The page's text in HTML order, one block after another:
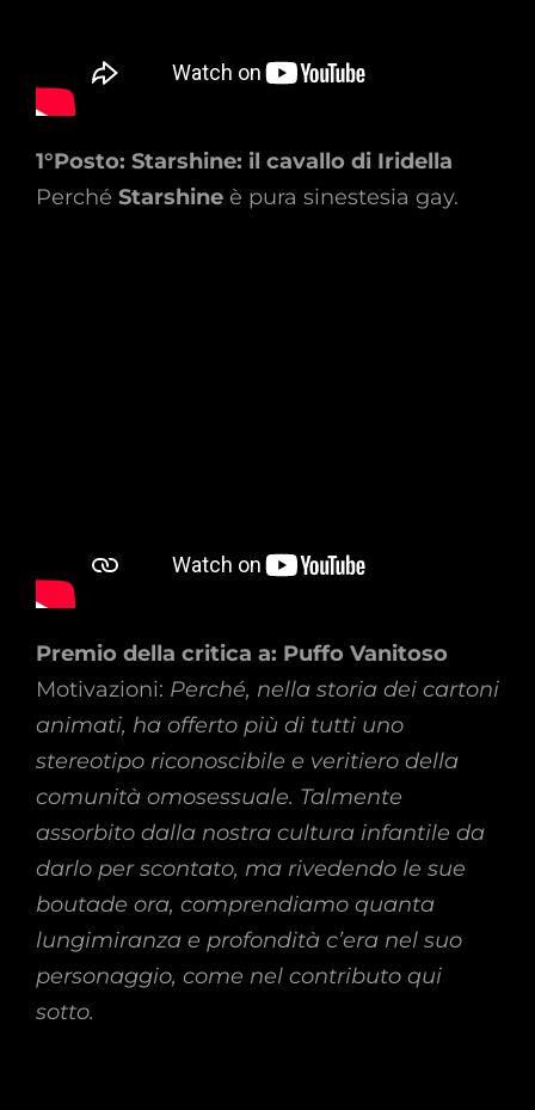
1°Posto: Starshine: il cavallo di Iridella
Perché Starshine è pura sinestesia gay.
Premio della critica a: Puffo Vanitoso
Motivazioni: Perché, nella storia dei cartoni
animati, ha offerto più di tutti uno
stereotipo riconoscibile e veritiero della
comunità omosessuale. Talmente
assorbito dalla nostra cultura infantile da
darlo per scontato, ma rivedendo le sue
boutade ora, comprendiamo quanta
lungimiranza e profondità c’era nel suo
personaggio, come nel contributo qui
sotto.